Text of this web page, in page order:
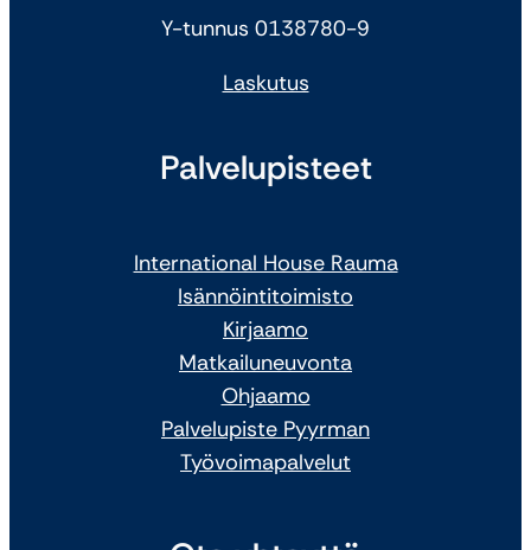
Y-tunnus 0138780-9
Laskutus
Palvelupisteet
International House Rauma
Isännöintitoimisto
Kirjaamo
Matkailuneuvonta
Ohjaamo
Palvelupiste Pyyrman
Työvoimapalvelut